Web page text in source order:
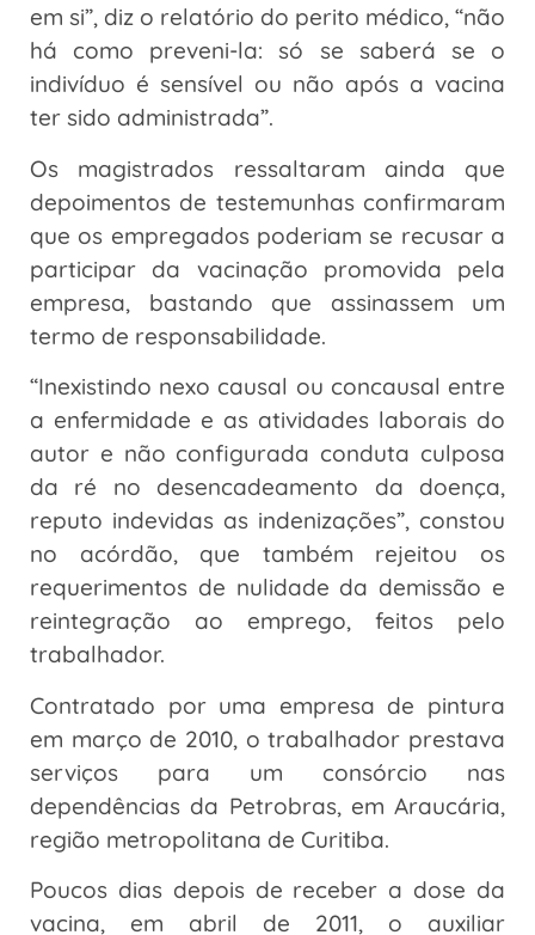
em si”, diz o relatório do perito médico, “não
há como preveni-la: só se saberá se o
indivíduo é sensível ou não após a vacina
ter sido administrada”.
Os magistrados ressaltaram ainda que
depoimentos de testemunhas confirmaram
que os empregados poderiam se recusar a
participar da vacinação promovida pela
empresa, bastando que assinassem um
termo de responsabilidade.
“Inexistindo nexo causal ou concausal entre
a enfermidade e as atividades laborais do
autor e não configurada conduta culposa
da ré no desencadeamento da doença,
reputo indevidas as indenizações”, constou
no acórdão, que também rejeitou os
requerimentos de nulidade da demissão e
reintegração ao emprego, feitos pelo
trabalhador.
Contratado por uma empresa de pintura
em março de 2010, o trabalhador prestava
serviços para um consórcio nas
dependências da Petrobras, em Araucária,
região metropolitana de Curitiba.
Poucos dias depois de receber a dose da
vacina, em abril de 2011, o auxiliar